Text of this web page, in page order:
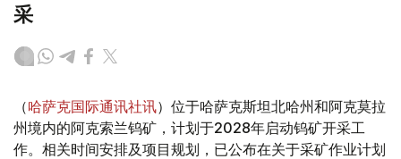
采
（哈萨克国际通讯社讯）位于哈萨克斯坦北哈州和阿克莫拉
州境内的阿克索兰钨矿，计划于2028年启动钨矿开采工
作。相关时间安排及项目规划，已公布在关于采矿作业计划